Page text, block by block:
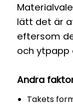
lätt det är
eftersom
och ytpapp
Andra
Takets